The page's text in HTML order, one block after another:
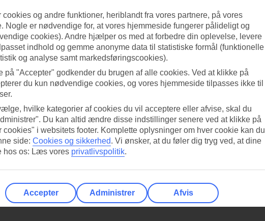
cookies og andre funktioner, heriblandt fra vores partnere, på vores
Nogle er nødvendige for, at vores hjemmeside fungerer pålideligt og
cookies). Andre hjælper os med at forbedre din oplevelse, levere
indhold og gemme anonyme data til statistiske formål (funktionelle
og analyse samt markedsføringscookies).
på "Accepter" godkender du brugen af alle cookies. Ved at klikke på
du kun nødvendige cookies, og vores hjemmeside tilpasses ikke til
hvilke kategorier af cookies du vil acceptere eller afvise, skal du
Du kan altid ændre disse indstillinger senere ved at klikke på
cookies" i websitets footer. Komplette oplysninger om hver cookie kan du
side: Cookies og sikkerhed. Vi ønsker, at du føler dig tryg ved, at dine
hos os: Læs vores privatlivspolitik.
Accepter Administrer Afvis